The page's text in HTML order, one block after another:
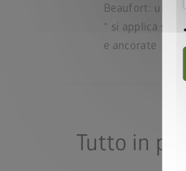
Beaufort:
* si applica solo
e ancorate
Tutto in